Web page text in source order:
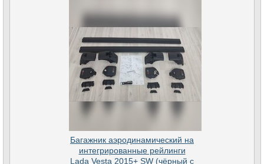
Багажник аэродинамический на
интегрированные рейлинги
Lada Vesta 2015+ SW (чёрный с